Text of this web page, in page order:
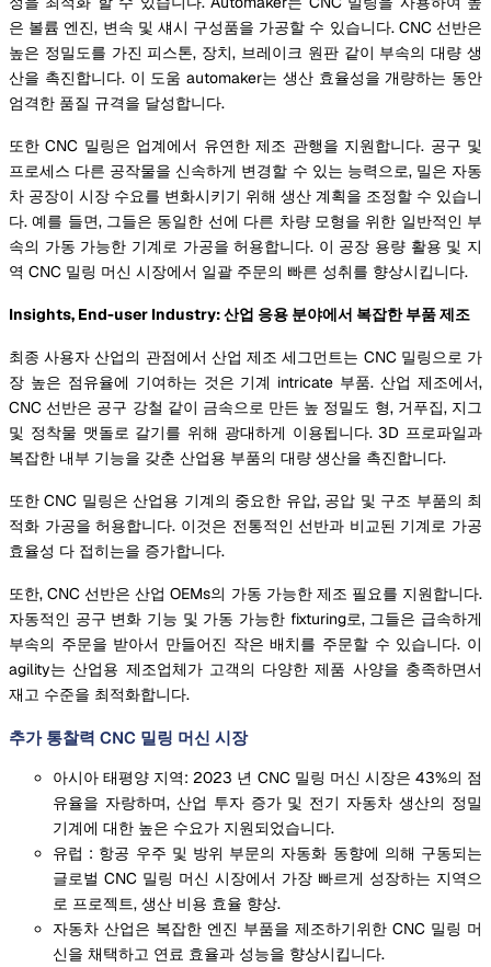
은 볼륨 엔진, 변속 및 섀시 구성품을 가공할 수 있습니다. CNC 선반은
높은 정밀도를 가진 피스톤, 장치, 브레이크 원판 같이 부속의 대량 생
산을 촉진합니다. 이 도움 automaker는 생산 효율성을 개량하는 동안
엄격한 품질 규격을 달성합니다.
또한 CNC 밀링은 업계에서 유연한 제조 관행을 지원합니다. 공구 및
프로세스 다른 공작물을 신속하게 변경할 수 있는 능력으로, 밀은 자동
차 공장이 시장 수요를 변화시키기 위해 생산 계획을 조정할 수 있습니
다. 예를 들면, 그들은 동일한 선에 다른 차량 모형을 위한 일반적인 부
속의 가동 가능한 기계로 가공을 허용합니다. 이 공장 용량 활용 및 지
역 CNC 밀링 머신 시장에서 일괄 주문의 빠른 성취를 향상시킵니다.
Insights, End-user Industry: 산업 응용 분야에서 복잡한 부품 제조
최종 사용자 산업의 관점에서 산업 제조 세그먼트는 CNC 밀링으로 가
장 높은 점유율에 기여하는 것은 기계 intricate 부품. 산업 제조에서,
CNC 선반은 공구 강철 같이 금속으로 만든 높 정밀도 형, 거푸집, 지그
및 정착물 맷돌로 갈기를 위해 광대하게 이용됩니다. 3D 프로파일과
복잡한 내부 기능을 갖춘 산업용 부품의 대량 생산을 촉진합니다.
또한 CNC 밀링은 산업용 기계의 중요한 유압, 공압 및 구조 부품의 최
적화 가공을 허용합니다. 이것은 전통적인 선반과 비교된 기계로 가공
효율성 다 접히는을 증가합니다.
또한, CNC 선반은 산업 OEMs의 가동 가능한 제조 필요를 지원합니다.
자동적인 공구 변화 기능 및 가동 가능한 fixturing로, 그들은 급속하게
부속의 주문을 받아서 만들어진 작은 배치를 주문할 수 있습니다. 이
agility는 산업용 제조업체가 고객의 다양한 제품 사양을 충족하면서
재고 수준을 최적화합니다.
추가 통찰력 CNC 밀링 머신 시장
아시아 태평양 지역: 2023 년 CNC 밀링 머신 시장은 43%의 점
유율을 자랑하며, 산업 투자 증가 및 전기 자동차 생산의 정밀
기계에 대한 높은 수요가 지원되었습니다.
유럽 : 항공 우주 및 방위 부문의 자동화 동향에 의해 구동되는
글로벌 CNC 밀링 머신 시장에서 가장 빠르게 성장하는 지역으
로 프로젝트, 생산 비용 효율 향상.
자동차 산업은 복잡한 엔진 부품을 제조하기위한 CNC 밀링 머
신을 채택하고 연료 효율과 성능을 향상시킵니다.